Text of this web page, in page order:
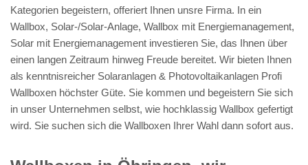
Kategorien begeistern, offeriert Ihnen unsre Firma. In ein
Wallbox, Solar-/Solar-Anlage, Wallbox mit Energiemanagement,
Solar mit Energiemanagement investieren Sie, das Ihnen über
einen langen Zeitraum hinweg Freude bereitet. Wir bieten Ihnen
als kenntnisreicher Solaranlagen & Photovoltaikanlagen Profi
Wallboxen höchster Güte. Sie kommen und begeistern Sie sich
in unser Unternehmen selbst, wie hochklassig Wallbox gefertigt
wird. Sie suchen sich die Wallboxen Ihrer Wahl dann sofort aus.